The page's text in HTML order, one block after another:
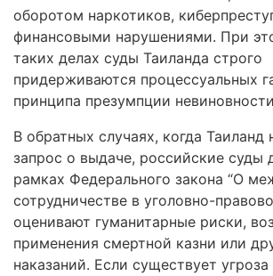
оборотом наркотиков,
финансовыми нарушениями. При
таких делах суды Таиланда строго
придерживаются процессуальных
принципа презумпции
В обратных случаях, когда Таиланд
запрос о выдаче, российские суды
рамках Федерального закона “О
сотрудничестве в уголовно-
оценивают гуманитарные риски,
применения смертной казни или
наказаний. Если существует